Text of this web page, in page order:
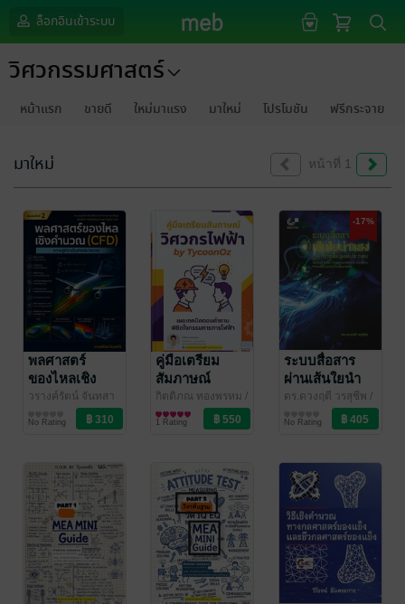
ล็อกอินเข้าระบบ
วิศวกรรมศาสตร์
หน้าแรก ขายดี ใหม่มาแรง มาใหม่ โปรโมชัน ฟรีกระจาย
มาใหม่ หน้าที่ 1
พลศาสตร์
ของไหลเชิง
คำนวณ (CFD):
ความรู้ที่จำเป็น
สำหรับวิศวกร
วรางค์รัตน์ จันทสา
วิศวกรรมศาสตร์
No Rating
คู่มือเตรียม
สัมภาษณ์
วิศวกรไฟฟ้า by
TycoonOz
กิตติภณ ทองพรหม /
EET by TutorOz
วิศวกรรมศาสตร์
1 Rating
-17%
ระบบสื่อสาร
ผ่านเส้นใยนำ
แสง : หลักการ
ประกอบ
ดร.ดวงฤดี วรสุชีพ /
ดร. ดวงฤดี วรสุชีพ
วิศวกรรมศาสตร์
No Rating